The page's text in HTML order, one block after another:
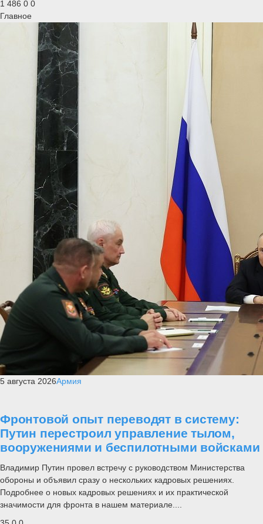
1 486 0 0
Главное
5 августа 2026Армия
Фронтовой опыт переводят в систему:
Путин перестроил управление тылом,
вооружениями и беспилотными войсками
Владимир Путин провел встречу с руководством Министерства
обороны и объявил сразу о нескольких кадровых решениях.
Подробнее о новых кадровых решениях и их практической
значимости для фронта в нашем материале....